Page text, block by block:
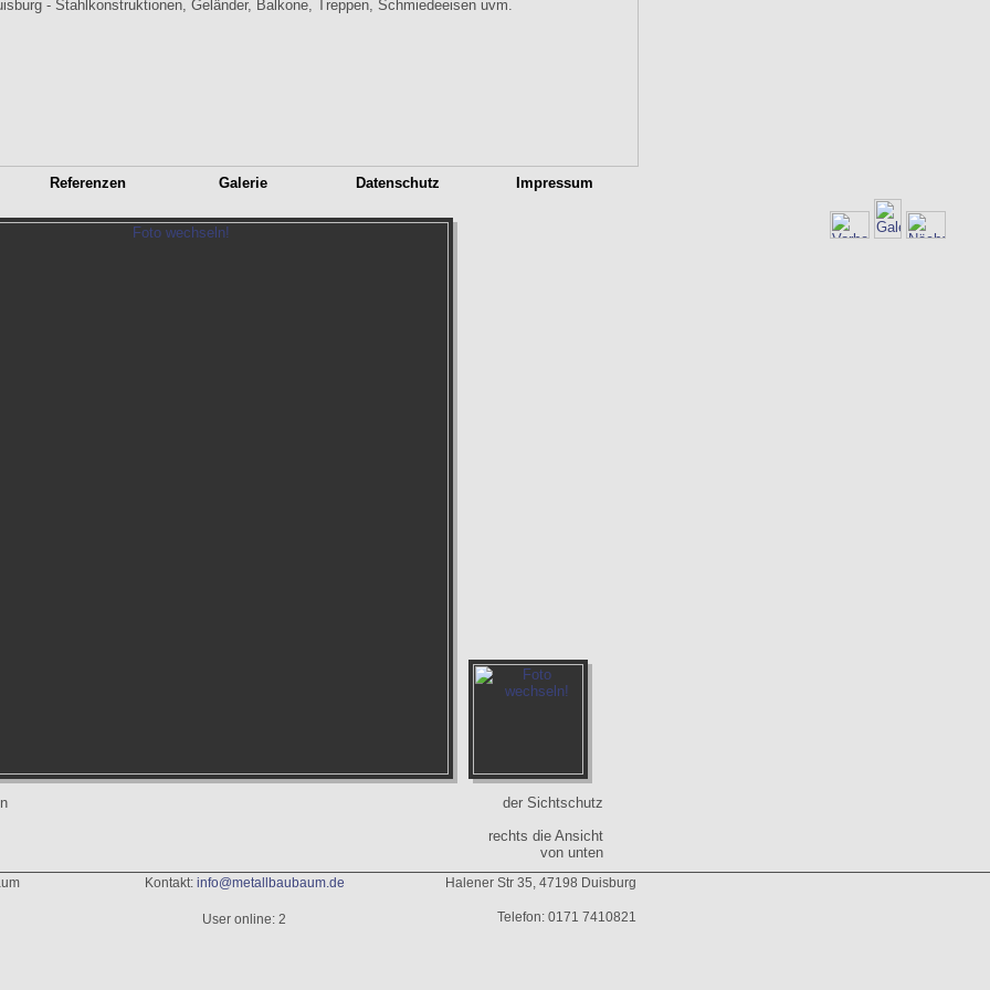
der Sichtschutz
rechts die Ansicht
von unten
Kontakt: info@metallbaubaum.de Halener Str 35, 47198 Duisburg
User online: 2 Telefon: 0171 7410821
Referenzen Galerie Datenschutz Impressum